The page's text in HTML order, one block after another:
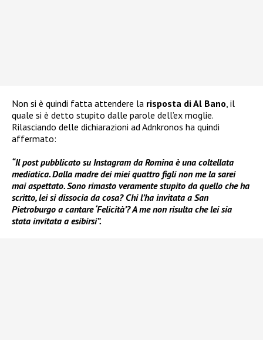
Non si è quindi fatta attendere la risposta di Al Bano, il
quale si è detto stupito dalle parole dell’ex moglie.
Rilasciando delle dichiarazioni ad Adnkronos ha quindi
affermato:
“Il post pubblicato su Instagram da Romina è una coltellata
mediatica. Dalla madre dei miei quattro figli non me la sarei
mai aspettato. Sono rimasto veramente stupito da quello che ha
scritto, lei si dissocia da cosa? Chi l’ha invitata a San
Pietroburgo a cantare ‘Felicità’? A me non risulta che lei sia
stata invitata a esibirsi”.